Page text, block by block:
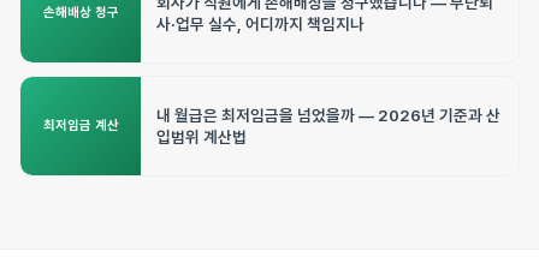
손해배상 청구
사·업무 실수, 어디까지 책임지나
최저임금 계산
내 월급은 최저임금을 넘었을까 — 2026년 기준과 산
입범위 계산법